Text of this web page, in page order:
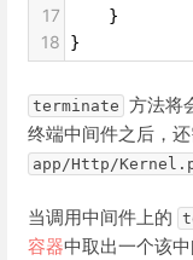
17
    }
18 }
terminate 方法将
终端中间件之后，
app/Http/
当调用中间件上的
容器中取出一个该